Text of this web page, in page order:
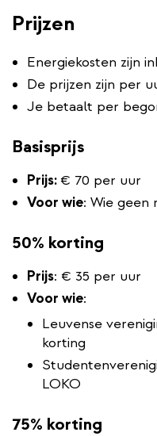
Prijzen
Energiekosten zijn
De prijzen zijn per
Je betaalt per
Basisprijs
Prijs:€ 70 per uur
Voor wie: Wie
50% korting
Prijs: € 35 per uur
Voor wie:
Leuvense
korting
LOKO
75% korting